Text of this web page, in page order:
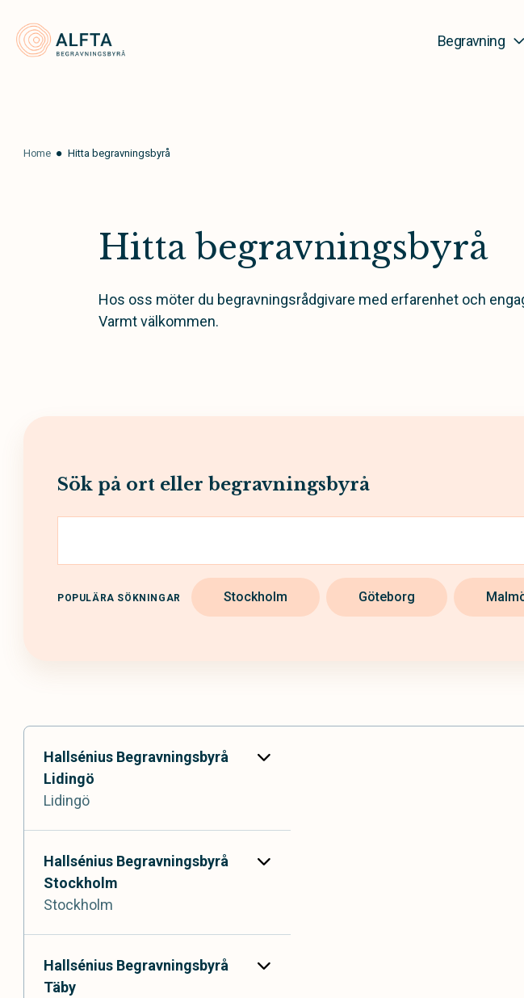
Begravning
Home Hitta begravningsbyrå
Hitta begravningsbyrå
Hos oss möter du begravningsrådgivare med erfarenhet och
Varmt välkommen.
Sök på ort eller begravningsbyrå
POPULÄRA SÖKNINGAR Stockholm Göteborg
Hallsénius Begravningsbyrå
Lidingö
Lidingö
Stockholmsvägen 46,
181 32 Lidingö
Hallsénius Begravningsbyrå
Stockholm
Stockholm
Hallsénius Begravningsbyrå
Täby